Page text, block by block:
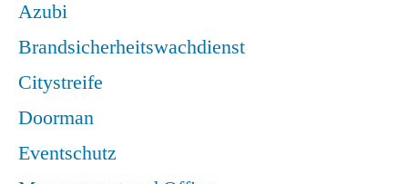
Azubi
Brandsicherheitswachdienst
Citystreife
Doorman
Eventschutz